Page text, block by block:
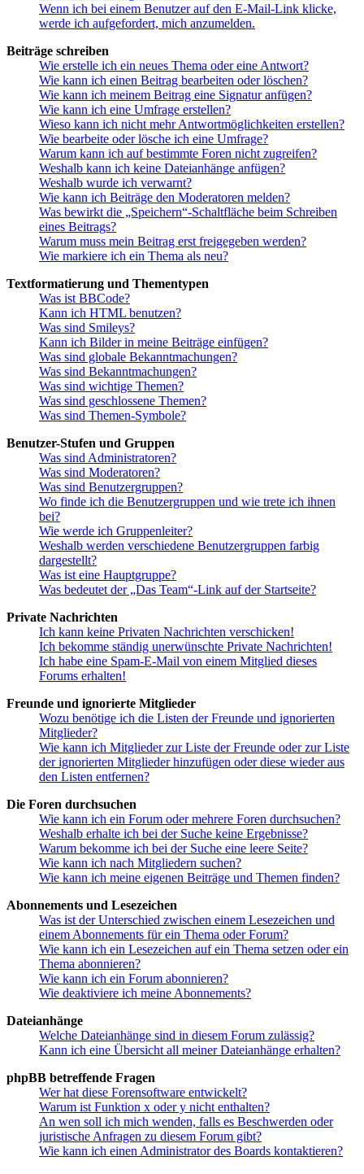
Wenn ich bei einem Benutzer auf den E-Mail-Link klicke,
werde ich aufgefordert, mich anzumelden.
Beiträge schreiben
Wie erstelle ich ein neues Thema oder eine Antwort?
Wie kann ich einen Beitrag bearbeiten oder löschen?
Wie kann ich meinem Beitrag eine Signatur anfügen?
Wie kann ich eine Umfrage erstellen?
Wieso kann ich nicht mehr Antwortmöglichkeiten erstellen?
Wie bearbeite oder lösche ich eine Umfrage?
Warum kann ich auf bestimmte Foren nicht zugreifen?
Weshalb kann ich keine Dateianhänge anfügen?
Weshalb wurde ich verwarnt?
Wie kann ich Beiträge den Moderatoren melden?
Was bewirkt die „Speichern“-Schaltfläche beim Schreiben
eines Beitrags?
Warum muss mein Beitrag erst freigegeben werden?
Wie markiere ich ein Thema als neu?
Textformatierung und Thementypen
Was ist BBCode?
Kann ich HTML benutzen?
Was sind Smileys?
Kann ich Bilder in meine Beiträge einfügen?
Was sind globale Bekanntmachungen?
Was sind Bekanntmachungen?
Was sind wichtige Themen?
Was sind geschlossene Themen?
Was sind Themen-Symbole?
Benutzer-Stufen und Gruppen
Was sind Administratoren?
Was sind Moderatoren?
Was sind Benutzergruppen?
Wo finde ich die Benutzergruppen und wie trete ich ihnen
bei?
Wie werde ich Gruppenleiter?
Weshalb werden verschiedene Benutzergruppen farbig
dargestellt?
Was ist eine Hauptgruppe?
Was bedeutet der „Das Team“-Link auf der Startseite?
Private Nachrichten
Ich kann keine Privaten Nachrichten verschicken!
Ich bekomme ständig unerwünschte Private Nachrichten!
Ich habe eine Spam-E-Mail von einem Mitglied dieses
Forums erhalten!
Freunde und ignorierte Mitglieder
Wozu benötige ich die Listen der Freunde und ignorierten
Mitglieder?
Wie kann ich Mitglieder zur Liste der Freunde oder zur Liste
der ignorierten Mitglieder hinzufügen oder diese wieder aus
den Listen entfernen?
Die Foren durchsuchen
Wie kann ich ein Forum oder mehrere Foren durchsuchen?
Weshalb erhalte ich bei der Suche keine Ergebnisse?
Warum bekomme ich bei der Suche eine leere Seite?
Wie kann ich nach Mitgliedern suchen?
Wie kann ich meine eigenen Beiträge und Themen finden?
Abonnements und Lesezeichen
Was ist der Unterschied zwischen einem Lesezeichen und
einem Abonnements für ein Thema oder Forum?
Wie kann ich ein Lesezeichen auf ein Thema setzen oder ein
Thema abonnieren?
Wie kann ich ein Forum abonnieren?
Wie deaktiviere ich meine Abonnements?
Dateianhänge
Welche Dateianhänge sind in diesem Forum zulässig?
Kann ich eine Übersicht all meiner Dateianhänge erhalten?
phpBB betreffende Fragen
Wer hat diese Forensoftware entwickelt?
Warum ist Funktion x oder y nicht enthalten?
An wen soll ich mich wenden, falls es Beschwerden oder
juristische Anfragen zu diesem Forum gibt?
Wie kann ich einen Administrator des Boards kontaktieren?